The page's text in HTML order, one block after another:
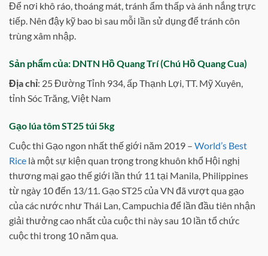
Để nơi khô ráo, thoáng mát, tránh ẩm thấp và ánh nắng trực
tiếp. Nên đậy kỹ bao bì sau mỗi lần sử dụng để tránh côn
trùng xâm nhập.
Sản phẩm của: DNTN Hồ Quang Trí (Chú Hồ Quang Cua)
Địa chỉ: 25 Đường Tỉnh 934, ấp Thạnh Lợi, TT. Mỹ Xuyên,
tỉnh Sóc Trăng, Việt Nam
Gạo lúa tôm ST25 túi 5kg
Cuộc thi Gạo ngon nhất thế giới năm 2019 – World’s Best
Rice là một sự kiện quan trọng trong khuôn khổ Hội nghị
thương mại gạo thế giới lần thứ 11 tại Manila, Philippines
từ ngày 10 đến 13/11. Gạo ST25 của VN đã vượt qua gạo
của các nước như Thái Lan, Campuchia để lần đầu tiên nhận
giải thưởng cao nhất của cuộc thi này sau 10 lần tổ chức
cuộc thi trong 10 năm qua.